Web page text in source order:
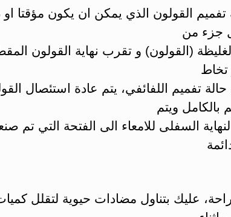
القولون الذي يمكن ان يكون مؤقتا او
جزء من
الغليظة (القولون) و تقرب نهاية القولون
تخاط
حالة تفميم اللفائفي، يتم عادة استئصال
بالكامل ويتم
السفلى للامعاء الى الفتحة التي تم
عليك بتناول مضادات حيوية لتقلل